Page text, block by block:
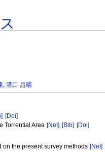
,溝口 昌晴
[Doi]
Torrential Area [Net] [Bib] [Doi]
on the present survey methods [Net]